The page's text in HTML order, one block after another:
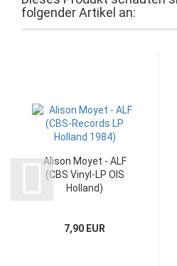
folgender Artikel an:
Alison Moyet - ALF
(CBS Vinyl-LP OIS
Holland)
7,90 EUR